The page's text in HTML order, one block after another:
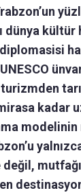
dünya kültür
kadar